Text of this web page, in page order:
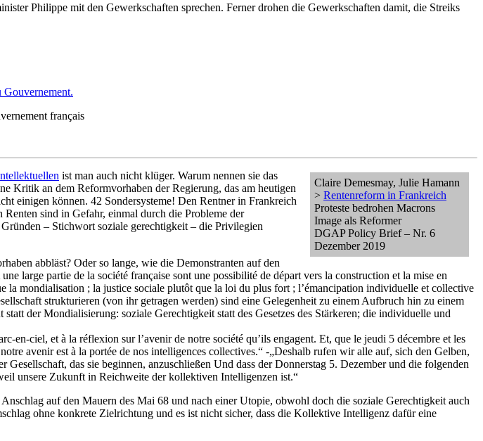
Philippe mit den Gewerkschaften sprechen. Ferner drohen die Gewerkschaften damit, die Streiks
Gouvernement.
français
Claire Demesmay, Julie Hamann
> Rentenreform in Frankreich
Proteste bedrohen Macrons
Image als Reformer
DGAP Policy Brief – Nr. 6
Dezember 2019
ist man auch nicht klüger. Warum nennen sie das
Kritik an dem Reformvorhaben der Regierung, das am heutigen
einigen können. 42 Sondersysteme! Den Rentner in Frankreich
sind in Gefahr, einmal durch die Probleme der
– Stichwort soziale gerechtigkeit – die Privilegien
abbläst? Oder so lange, wie die Demonstranten auf den
large partie de la société française sont une possibilité de départ vers la construction et la mise en
mondialisation ; la justice sociale plutôt que la loi du plus fort ; l’émancipation individuelle et collective
strukturieren (von ihr getragen werden) sind eine Gelegenheit zu einem Aufbruch hin zu einem
der Mondialisierung: soziale Gerechtigkeit statt des Gesetzes des Stärkeren; die individuelle und
en-ciel, et à la réflexion sur l’avenir de notre société qu’ils engagent. Et, que le jeudi 5 décembre et les
avenir est à la portée de nos intelligences collectives.“ -„Deshalb rufen wir alle auf, sich den Gelben,
das sie beginnen, anzuschließen Und dass der Donnerstag 5. Dezember und die folgenden
unsere Zukunft in Reichweite der kollektiven Intelligenzen ist.“
auf den Mauern des Mai 68 und nach einer Utopie, obwohl doch die soziale Gerechtigkeit auch
ohne konkrete Zielrichtung und es ist nicht sicher, dass die Kollektive Intelligenz dafür eine